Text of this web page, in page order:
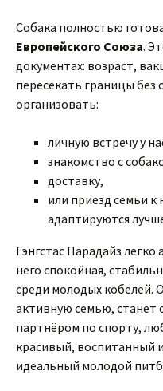
Собака полностью
Европейского Союза.
документах: возраст,
пересекать границы
организовать:
личную встречу у
знакомство с
доставку,
или приезд семьи
адаптируются
Гэнгстас Парадайз
него спокойная,
среди молодых кобелей.
активную семью,
партнёром по спорту,
красивый, воспитанный
идеальный молодой